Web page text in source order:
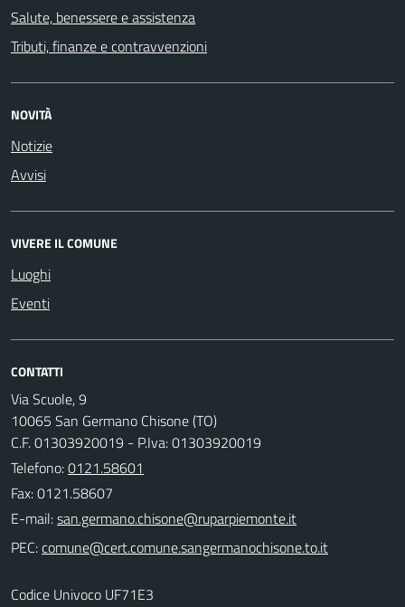
Salute, benessere e assistenza
Tributi, finanze e contravvenzioni
NOVITÀ
Notizie
Avvisi
VIVERE IL COMUNE
Luoghi
Eventi
CONTATTI
Via Scuole, 9
10065 San Germano Chisone (TO)
C.F. 01303920019 - P.Iva: 01303920019
Telefono:0121.58601
Fax: 0121.58607
E-mail:
PEC:
Codice Univoco UF71E3